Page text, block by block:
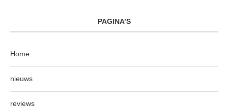
PAGINA’S
Home
nieuws
reviews